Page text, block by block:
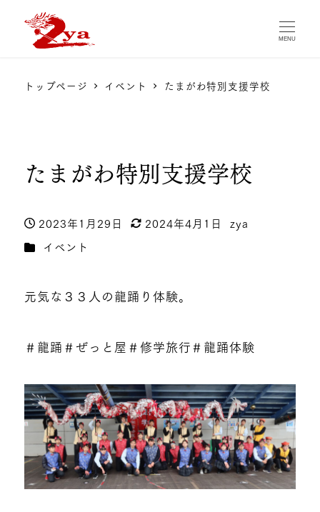
MENU
トップページ イベント たまがわ特別支援学校
たまがわ特別支援学校
投稿日
2023年1月29日 2024年4月1日
著
zya
カテゴリー
イベント
元気な３３人の龍踊り体験。
＃龍踊＃ぜっと屋＃修学旅行＃龍踊体験